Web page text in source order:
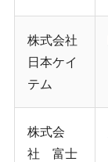
株式会社
日本ケイ
テム
株式会
社 富士